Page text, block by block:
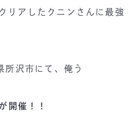
リアしたクニンさんに最強
沢市にて、俺う
開催！！